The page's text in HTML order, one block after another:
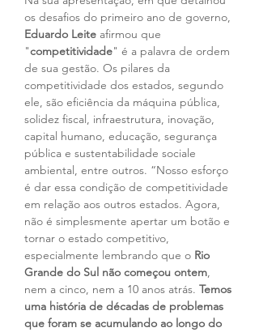
os desafios do primeiro ano de governo,
Eduardo Leite afirmou que
"competitividade" é a palavra de ordem
de sua gestão. Os pilares da
competitividade dos estados, segundo
ele, são eficiência da máquina pública,
solidez fiscal, infraestrutura, inovação,
capital humano, educação, segurança
pública e sustentabilidade sociale
ambiental, entre outros. “Nosso esforço
é dar essa condição de competitividade
em relação aos outros estados. Agora,
não é simplesmente apertar um botão e
tornar o estado competitivo,
especialmente lembrando que o Rio
Grande do Sul não começou ontem,
nem a cinco, nem a 10 anos atrás. Temos
uma história de décadas de problemas
que foram se acumulando ao longo do